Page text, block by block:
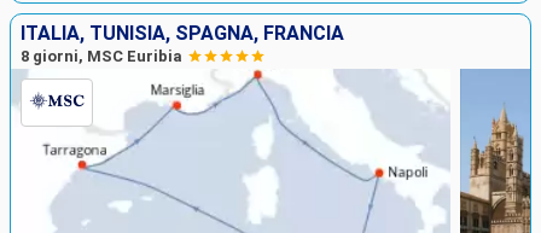
ITALIA, TUNISIA, SPAGNA, FRANCIA
8 giorni, MSC Euribia